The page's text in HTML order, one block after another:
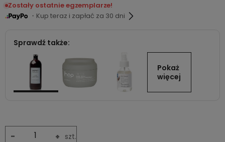
Zostały ostatnie egzemplarze!
・Kup teraz i zapłać za 30 dni
Sprawdź także:
Pokaż
więcej
+
- szt.